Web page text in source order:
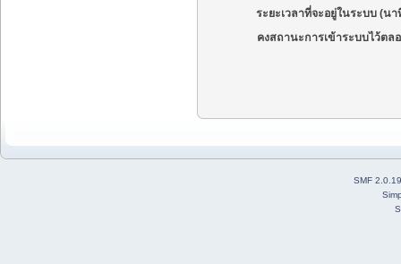
ระยะเวลาที่จะอยู่ในระบบ (นา
คงสถานะการเข้าระบบไว้ตล
SMF 2.0.19